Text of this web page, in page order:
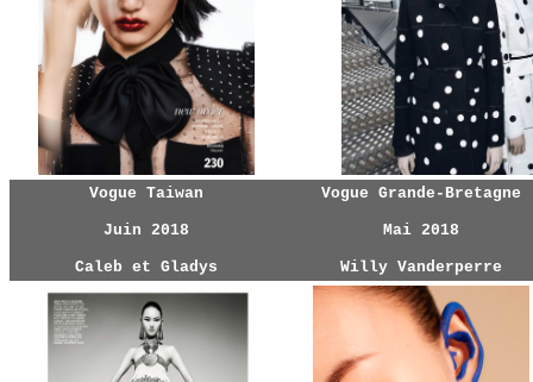
Vogue Taiwan
Juin 2018
Caleb et Gladys
Vogue Grande-Bretagne
Mai 2018
Willy Vanderperre